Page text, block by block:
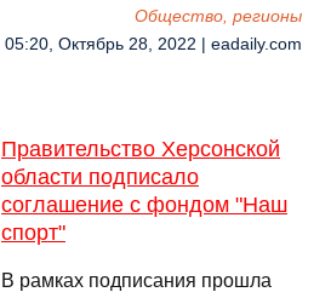
Общество, регионы
05:20, Октябрь 28, 2022 | eadaily.com
Правительство Херсонской
области подписало
соглашение с фондом "Наш
спорт"
В рамках подписания прошла